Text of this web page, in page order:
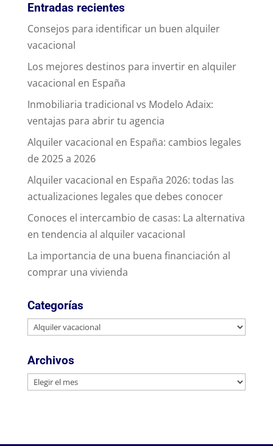
Entradas recientes
Consejos para identificar un buen alquiler
vacacional
Los mejores destinos para invertir en alquiler
vacacional en España
Inmobiliaria tradicional vs Modelo Adaix:
ventajas para abrir tu agencia
Alquiler vacacional en España: cambios legales
de 2025 a 2026
Alquiler vacacional en España 2026: todas las
actualizaciones legales que debes conocer
Conoces el intercambio de casas: La alternativa
en tendencia al alquiler vacacional
La importancia de una buena financiación al
comprar una vivienda
Categorías
Categorías
Archivos
Archivos